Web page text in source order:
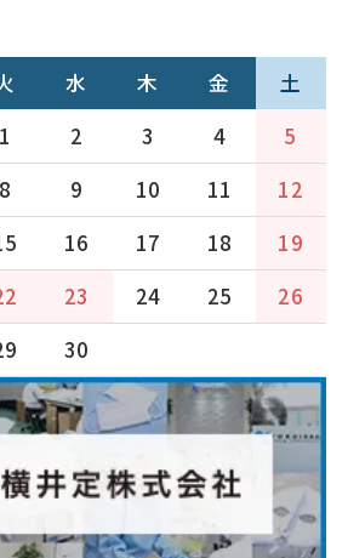
水 木 金
土
1
2 3 4
5
8 9 10 11
12
16 17 18
19
23 24 25
26
30